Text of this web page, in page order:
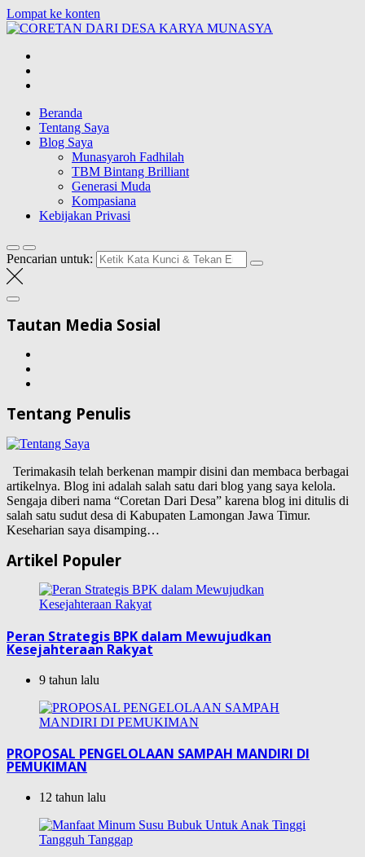
Lompat ke konten
Blog Wong Ndeso yang ingin berbagi berbagai hal di sekitarnya
Beranda
Tentang Saya
Blog Saya
Munasyaroh Fadhilah
TBM Bintang Brilliant
Generasi Muda
Kompasiana
Kebijakan Privasi
Pencarian untuk:
Tautan Media Sosial
Tentang Penulis
Terimakasih telah berkenan mampir disini dan membaca berbagai
artikelnya. Blog ini adalah salah satu dari blog yang saya kelola.
Sengaja diberi nama “Coretan Dari Desa” karena blog ini ditulis di
salah satu sudut desa di Kabupaten Lamongan Jawa Timur.
Keseharian saya disamping…
Artikel Populer
Peran Strategis BPK dalam Mewujudkan
Kesejahteraan Rakyat
9 tahun lalu
PROPOSAL PENGELOLAAN SAMPAH MANDIRI DI
PEMUKIMAN
12 tahun lalu